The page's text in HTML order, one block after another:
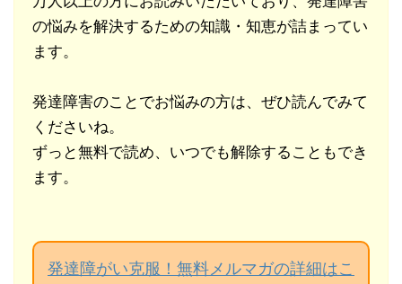
の悩みを解決するための知識・知恵が詰まってい
ます。
発達障害のことでお悩みの方は、ぜひ読んでみて
くださいね。
ずっと無料で読め、いつでも解除することもでき
ます。
発達障がい克服！無料メルマガの詳細はこ